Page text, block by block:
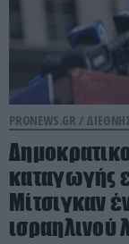
PRONEWS.GR /
καταγωγής
Μίτσιγκαν
ισραηλινού